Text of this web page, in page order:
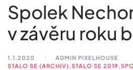
Spolek
v závěru roku
1.1.2020
ADMIN PIXELHOUSE
STALO SE (ARCHIV),STALO SE 2019 ,